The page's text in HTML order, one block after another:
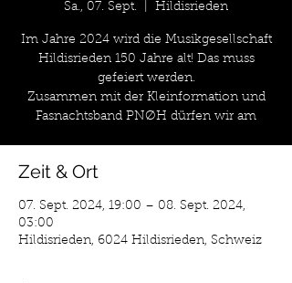
Sa., 07. Sept. Hildisrieden
Im Jahre 2024 wird die Musikgesellschaft
Hildisrieden 150 Jahre alt! Das muss
gefeiert werden.
Zusammen mit der Kleinformation und
Fasnachtsband PNØH dürfen wir am
Zeit & Ort
07. Sept. 2024, 19:00 – 08. Sept. 2024,
03:00
Hildisrieden, 6024 Hildisrieden, Schweiz